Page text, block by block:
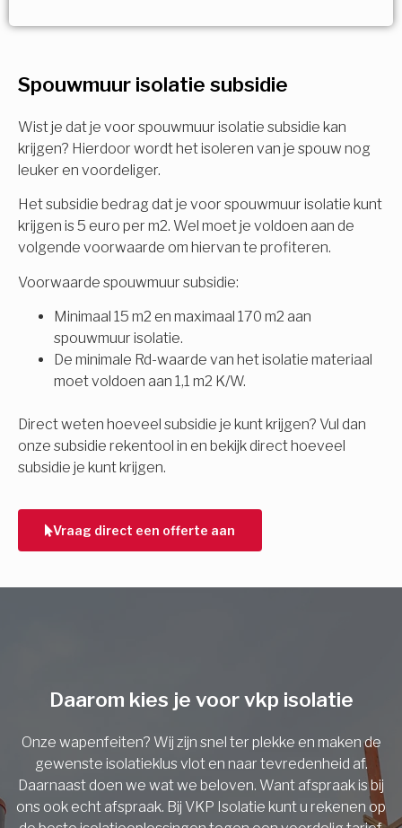
Spouwmuur isolatie subsidie
Wist je dat je voor spouwmuur isolatie subsidie kan
krijgen? Hierdoor wordt het isoleren van je spouw nog
leuker en voordeliger.
Het subsidie bedrag dat je voor spouwmuur isolatie kunt
krijgen is 5 euro per m2. Wel moet je voldoen aan de
volgende voorwaarde om hiervan te profiteren.
Voorwaarde spouwmuur subsidie:
Minimaal 15 m2 en maximaal 170 m2 aan
spouwmuur isolatie.
De minimale Rd-waarde van het isolatie materiaal
moet voldoen aan 1,1 m2 K/W.
Direct weten hoeveel subsidie je kunt krijgen? Vul dan
onze subsidie rekentool in en bekijk direct hoeveel
subsidie je kunt krijgen.
Vraag direct een offerte aan
Meerdere keuzes mogelijk
Isolatiemaatregel
Spouwisolatie
Vloerisolatie
Dakisolatie
Gevelisolatie
Vorige
subsidie!
Vul uw gegevens in en ontvang nu direct uw
berekening per mail.
Voornaam
Achternaam
Vorige
Daarom kies je voor vkp isolatie
Onze wapenfeiten? Wij zijn snel ter plekke en maken de
gewenste isolatieklus vlot en naar tevredenheid af.
Daarnaast doen we wat we beloven. Want afspraak is bij
ons ook echt afspraak. Bij VKP Isolatie kunt u rekenen op